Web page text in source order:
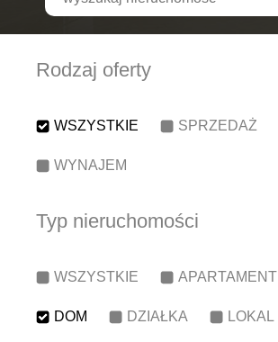
Rodzaj oferty
WSZYSTKIE SPRZEDAŻ
WYNAJEM
Typ nieruchomości
WSZYSTKIE APARTAMENT
DOM DZIAŁKA LOKAL